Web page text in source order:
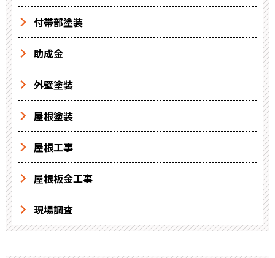
付帯部塗装
助成金
外壁塗装
屋根塗装
屋根工事
屋根板金工事
現場調査